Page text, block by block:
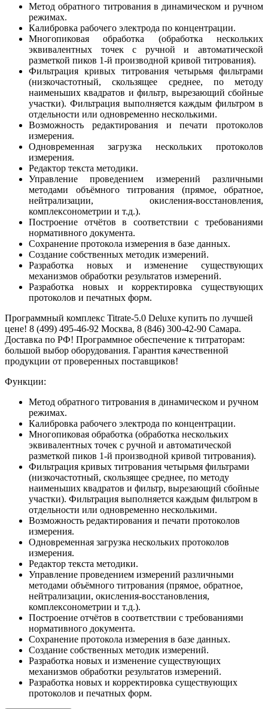
Метод обратного титрования в динамическом и ручном
режимах.
Калибровка рабочего электрода по концентрации.
Многопиковая обработка (обработка нескольких
эквивалентных точек с ручной и автоматической
разметкой пиков 1-й производной кривой титрования).
Фильтрация кривых титрования четырьмя фильтрами
(низкочастотный, скользящее среднее, по методу
наименьших квадратов и фильтр, вырезающий сбойные
участки). Фильтрация выполняется каждым фильтром в
отдельности или одновременно несколькими.
Возможность редактирования и печати протоколов
измерения.
Одновременная загрузка нескольких протоколов
измерения.
Редактор текста методики.
Управление проведением измерений различными
методами объёмного титрования (прямое, обратное,
нейтрализации, окисления-восстановления,
комплексонометрии и т.д.).
Построение отчётов в соответствии с требованиями
нормативного ​документа.
Сохранение протокола измерения в базе данных.
Создание собственных методик измерений​.
Разработка новых и изменение существующих
механизмов обработки результатов измерений​.
Разработка новых и корректировка существующих
протоколов и печатных форм​.
Программный комплекс Titrate-5.0 Deluxe купить по лучшей
цене! 8 (499) 495-46-92 Москва, 8 (846) 300-42-90 Самара.
Доставка по РФ! Программное обеспечение к титраторам:
большой выбор оборудования. Гарантия качественной
продукции от проверенных поставщиков!
Функции:
Метод обратного титрования в динамическом и ручном
режимах.
Калибровка рабочего электрода по концентрации.
Многопиковая обработка (обработка нескольких
эквивалентных точек с ручной и автоматической
разметкой пиков 1-й производной кривой титрования).
Фильтрация кривых титрования четырьмя фильтрами
(низкочастотный, скользящее среднее, по методу
наименьших квадратов и фильтр, вырезающий сбойные
участки). Фильтрация выполняется каждым фильтром в
отдельности или одновременно несколькими.
Возможность редактирования и печати протоколов
измерения.
Одновременная загрузка нескольких протоколов
измерения.
Редактор текста методики.
Управление проведением измерений различными
методами объёмного титрования (прямое, обратное,
нейтрализации, окисления-восстановления,
комплексонометрии и т.д.).
Построение отчётов в соответствии с требованиями
нормативного ​документа.
Сохранение протокола измерения в базе данных.
Создание собственных методик измерений​.
Разработка новых и изменение существующих
механизмов обработки результатов измерений​.
Разработка новых и корректировка существующих
протоколов и печатных форм​.